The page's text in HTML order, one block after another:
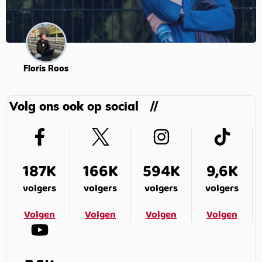
Floris Roos
Volg ons ook op social
187K
volgers
Volgen
166K
volgers
Volgen
594K
volgers
Volgen
9,6K
volgers
Volgen